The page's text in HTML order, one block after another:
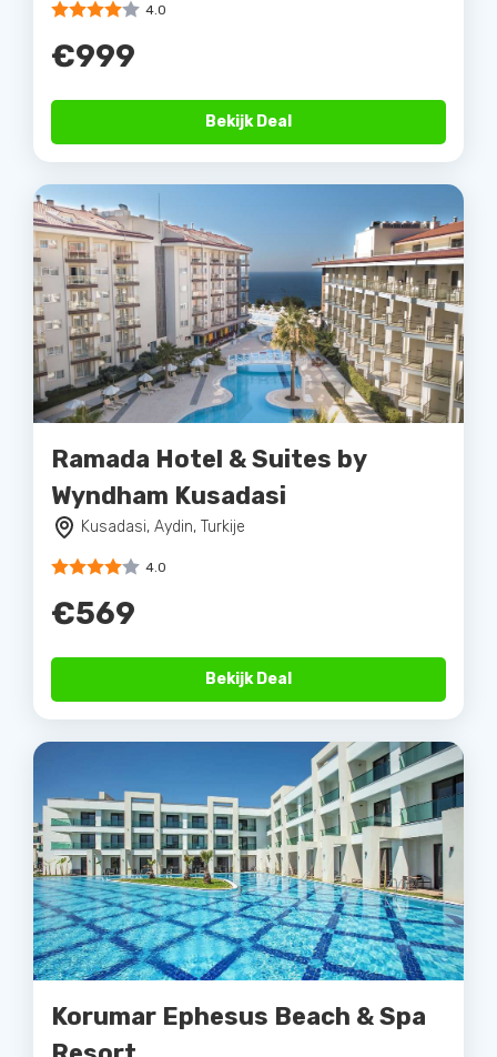
4.0
€999
Bekijk Deal
Ramada Hotel & Suites by
Wyndham Kusadasi
Kusadasi, Aydin, Turkije
4.0
€569
Bekijk Deal
Korumar Ephesus Beach & Spa